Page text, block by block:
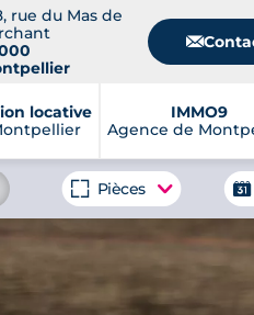
rue du Mas de
📧
locative
IMMO9
Agence de
Pièces